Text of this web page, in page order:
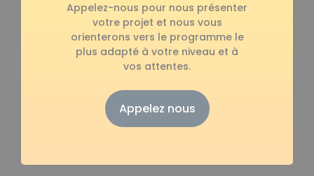
Appelez-nous pour nous présenter
votre projet et nous vous
orienterons vers le programme le
plus adapté à votre niveau et à
vos attentes.
Appelez nous